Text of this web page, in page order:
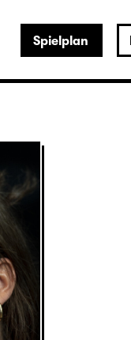
Spielplan